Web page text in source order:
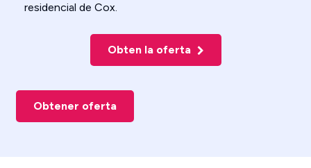
residencial de Cox.
Obten la oferta
Obtener oferta